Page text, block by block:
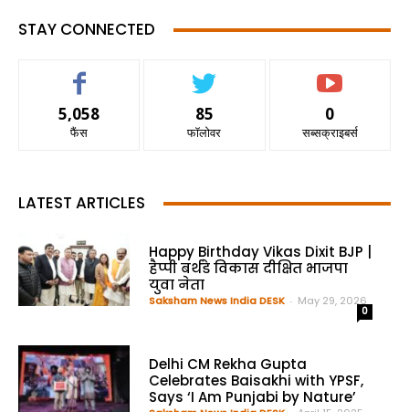
STAY CONNECTED
5,058
फैंस
85
फॉलोवर
0
सब्सक्राइबर्स
LATEST ARTICLES
Happy Birthday Vikas Dixit BJP |
हैप्पी बर्थडे विकास दीक्षित भाजपा
युवा नेता
Saksham News India DESK - May 29, 2026
0
Delhi CM Rekha Gupta
Celebrates Baisakhi with YPSF,
Says ‘I Am Punjabi by Nature’